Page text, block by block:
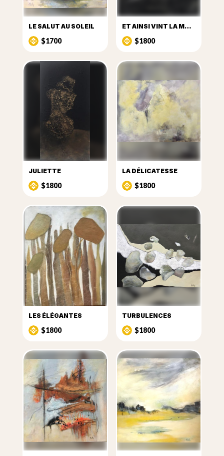
LE SALUT AU SOLEIL
$1700
ET AINSI VINT LA MONDE
$1800
JULIETTE
$1800
LA DÉLICATESSE
$1800
LES ÉLÉGANTES
$1800
TURBULENCES
$1800